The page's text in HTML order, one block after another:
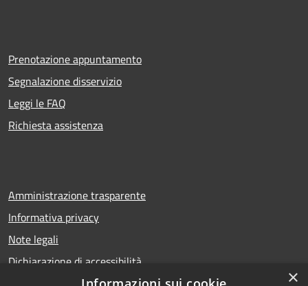
Prenotazione appuntamento
Segnalazione disservizio
Leggi le FAQ
Richiesta assistenza
Amministrazione trasparente
Informativa privacy
Note legali
Dichiarazione di accessibilità
×